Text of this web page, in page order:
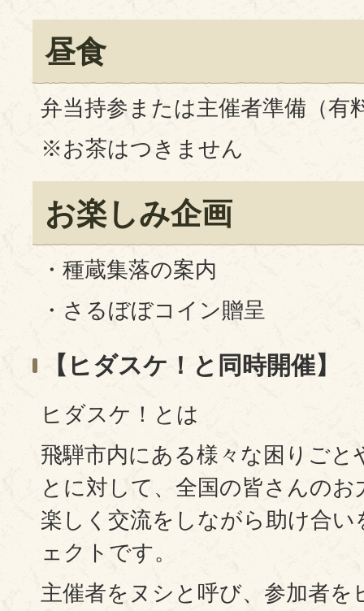
昼食
弁当持参または主催者準備（有
※お茶はつきません
お楽しみ企画
・種蔵集落の案内
・さるぼぼコイン贈呈
【ヒダスケ！と同時開催】
ヒダスケ！とは
飛騨市内にある様々な困りご
とに対して、全国の皆さんの
楽しく交流をしながら助け合
ェクトです。
主催者をヌシと呼び、参加者を